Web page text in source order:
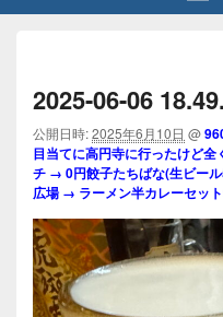
2025-06-06
公開日時:2025年6月10日 @
目当てに高円寺に行ったけど
チ → 0円餃子たちばな(生ビー
広場 → ラーメン半カレーセッ